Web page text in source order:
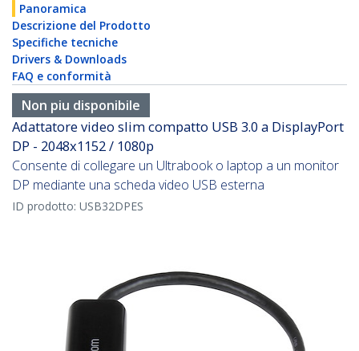
Panoramica
Descrizione del Prodotto
Specifiche tecniche
Drivers & Downloads
FAQ e conformità
Non piu disponibile
Adattatore video slim compatto USB 3.0 a DisplayPort
DP - 2048x1152 / 1080p
Consente di collegare un Ultrabook o laptop a un monitor
DP mediante una scheda video USB esterna
ID prodotto: USB32DPES